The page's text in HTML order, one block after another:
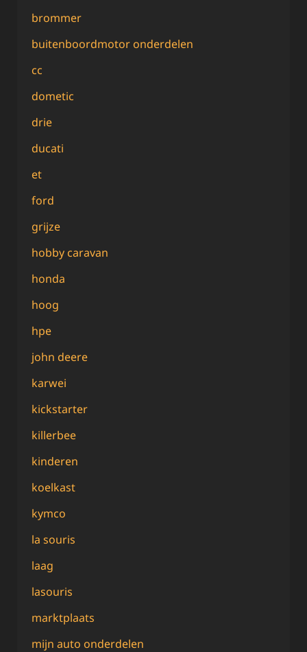
brommer
buitenboordmotor onderdelen
cc
dometic
drie
ducati
et
ford
grijze
hobby caravan
honda
hoog
hpe
john deere
karwei
kickstarter
killerbee
kinderen
koelkast
kymco
la souris
laag
lasouris
marktplaats
mijn auto onderdelen